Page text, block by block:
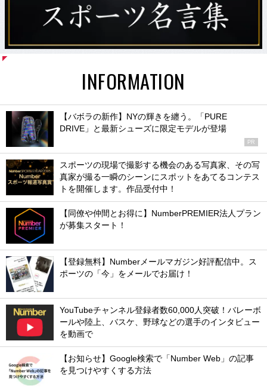
INFORMATION
【バボラの新作】NYの輝きを纏う。「PURE
DRIVE」と最新シューズに限定モデルが登場
PR
スポーツの現場で撮影する機会のある写真家、その写
真家が撮る一瞬のシーンにスポットをあてるコンテス
トを開催します。作品受付中！
【同僚や仲間とお得に】NumberPREMIER法人プラン
が募集スタート！
【登録無料】Numberメールマガジン好評配信中。ス
ポーツの「今」をメールでお届け！
YouTubeチャンネル登録者数60,000人突破！バレーボ
ールや陸上、バスケ、野球などの選手のインタビュー
を動画で
【お知らせ】Google検索で「Number Web」の記事
を見つけやすくする方法